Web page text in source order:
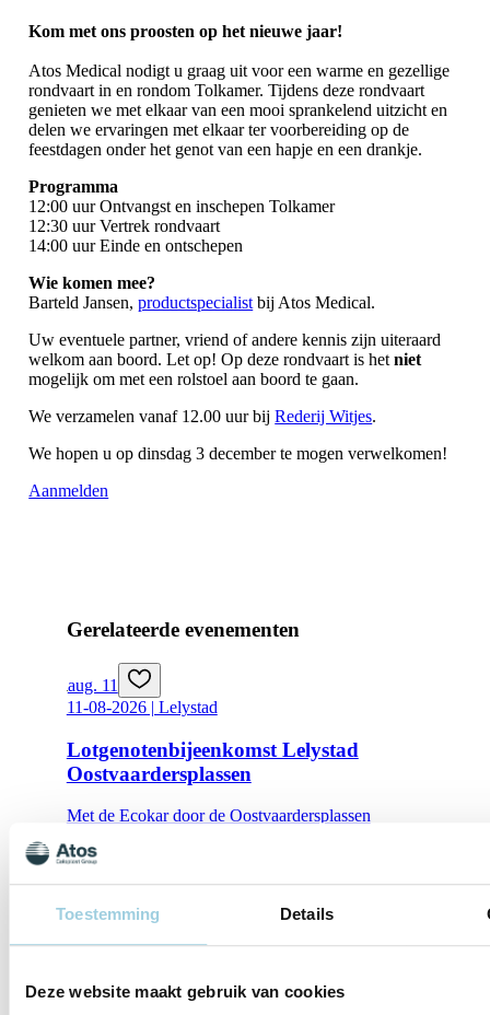
Toestemming Details
Deze website maakt gebruik van cookies
Kom met ons proosten op het nieuwe jaar!
Atos Medical nodigt u graag uit voor een warme en gezellige
rondvaart in en rondom Tolkamer. Tijdens deze rondvaart
genieten we met elkaar van een mooi sprankelend uitzicht en
delen we ervaringen met elkaar ter voorbereiding op de
feestdagen onder het genot van een hapje en een drankje.
Programma
12:00 uur Ontvangst en inschepen Tolkamer
12:30 uur Vertrek rondvaart
14:00 uur Einde en ontschepen
Wie komen mee?
Barteld Jansen,productspecialist bij Atos Medical.
Uw eventuele partner, vriend of andere kennis zijn uiteraard
welkom aan boord. Let op! Op deze rondvaart is hetniet
mogelijk om met een rolstoel aan boord te gaan.
We verzamelen vanaf 12.00 uur bijRederij Witjes.
We hopen u op dinsdag 3 december te mogen verwelkomen!
Aanmelden
Gerelateerde evenementen
aug. 11
11-08-2026 | Lelystad
Lotgenotenbijeenkomst Lelystad
Oostvaardersplassen
Met de Ecokar door de Oostvaardersplassen
aug. 14
14-08-2026 | Schoorl
Lotgenotenbijeenkomst Schoorl Schoorlse
Met de Zonnetrein door de Schoorlse Duinen